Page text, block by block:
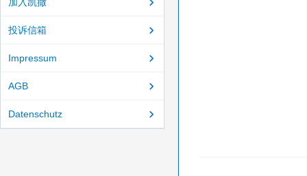
投诉信箱
Impressum
AGB
Datenschutz